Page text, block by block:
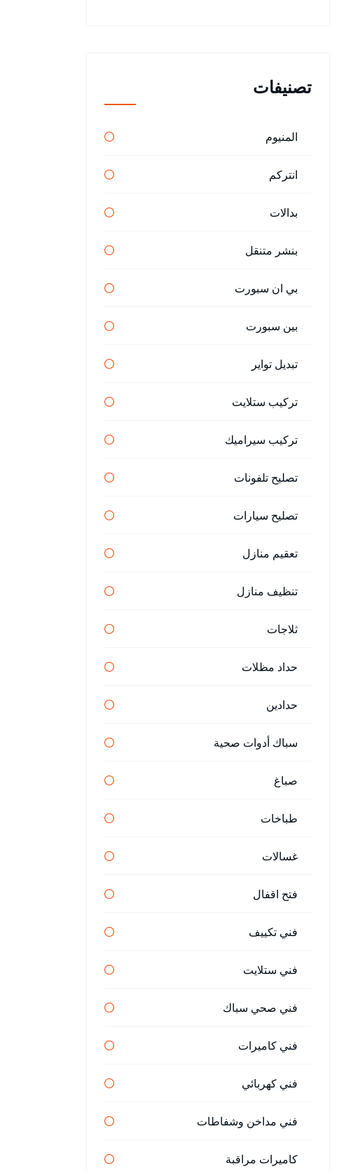
تصنيفات
المنيوم
انتركم
بدالات
بنشر متنقل
بي ان سبورت
بين سبورت
تبديل تواير
تركيب ستلايت
تركيب سيراميك
تصليح تلفونات
تصليح سيارات
تعقيم منازل
تنظيف منازل
ثلاجات
حداد مظلات
حدادين
سباك أدوات صحية
صباغ
طباخات
غسالات
فتح اقفال
فني تكييف
فني ستلايت
فني صحي سباك
فني كاميرات
فني كهربائي
فني مداخن وشفاطات
كاميرات مراقبة